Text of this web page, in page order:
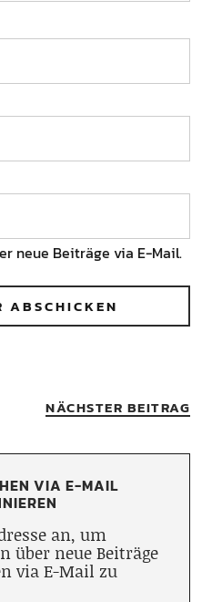
neue Beiträge via E-Mail.
NÄCHSTER BEITRAG
VIA E-MAIL
an, um
über neue Beiträge
via E-Mail zu